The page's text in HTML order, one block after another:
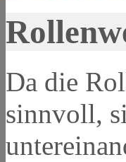
Da die
sinnvoll,